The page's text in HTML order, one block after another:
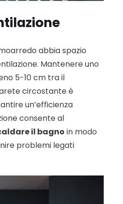
abbia spazio
Mantenere uno
5-10 cm tra il
circostante è
un’efficienza
consente al
il bagno in modo
problemi legati